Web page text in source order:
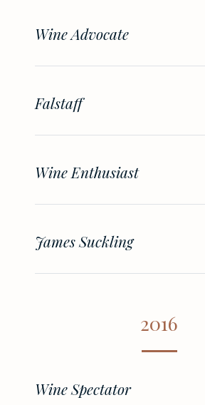
Wine Advocate
Falstaff
Wine Enthusiast
James Suckling
2016
Wine Spectator